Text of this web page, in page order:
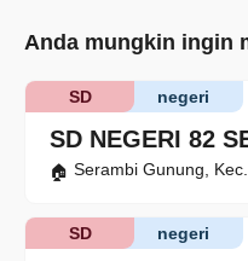
Anda mungkin ingin
SD NEGERI 82
negeri
SD
Serambi Gunung,
negeri
SD